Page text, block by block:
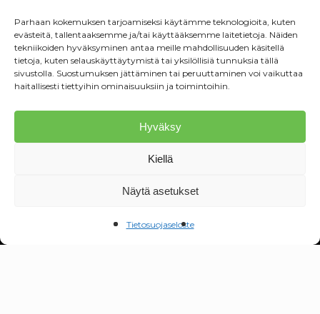
Parhaan kokemuksen tarjoamiseksi käytämme teknologioita, kuten
evästeitä, tallentaaksemme ja/tai käyttääksemme laitetietoja. Näiden
tekniikoiden hyväksyminen antaa meille mahdollisuuden käsitellä
tietoja, kuten selauskäyttäytymistä tai yksilöllisiä tunnuksia tällä
sivustolla. Suostumuksen jättäminen tai peruuttaminen voi vaikuttaa
haitallisesti tiettyihin ominaisuuksiin ja toimintoihin.
Hyväksy
Kiellä
Näytä asetukset
Tietosuojaseloste
Ota yhteyttä
Sula Forest Oy
Äijäpatintie 1, 69700 Veteli
Seuraa meitä somessa